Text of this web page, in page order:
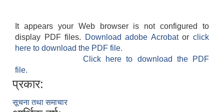
It appears your Web browser is not configured to
display PDF files.
Download adobe Acrobatorclick
here to download the PDF file.
Click here to download the PDF
file.
प्रकार:
सूचना तथा समाचार